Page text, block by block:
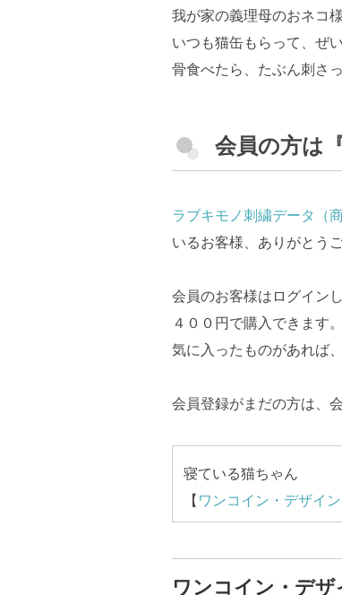
我が家の義理母のおネコ
いつも猫缶もらって、ぜ
骨食べたら、たぶん刺さ
会員の方は
ラブキモノ刺繍データ（
いるお客様、ありがとう
会員のお客様はログイン
４００円で購入できます。
気に入ったものがあれば
会員登録がまだの方は、
寝ている猫ちゃん
【 ワンコイン・デザイ
ワンコイン・デ